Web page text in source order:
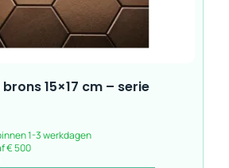
15×17 cm – serie
1-3 werkdagen
€ 500